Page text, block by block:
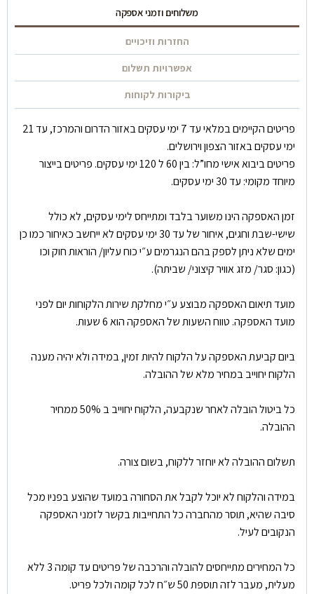
משלוחים וזמני אספקה
החזרות וזיכויים
אפשרויות תשלום
ביקורות לקוחות
פריטים הקיימים במלאי עד 7 ימי עסקים באזור הדרום והמרכז, עד 21
ימי עסקים באזור הצפון וירושלים.
פריטים ביבוא אישי מחו”ל: בין 60 ל 120 ימי עסקים. פריטים בייצור
מיוחד מקומי: עד 30 ימי עסקים.
זמן האספקה הינו משוער בלבד ומתייחס לימי עסקים, לא כולל
שישי-שבת וחגים, איחור של עד 30 ימי עסקים לא ייחשב כאיחור כמו כן
ימים שלא ניתן לספק בהם הנגרמים ע״י כוח עליון/ הוראות חוק וכו
(כגון: סגר/ מזג אוויר קיצוני/ שביתה).
מועד תיאום האספקה מבוצע ע״י מחלקת שירות הלקוחות יום לפני
מועד האספקה. טווח השעות של האספקה הוא 6 שעות.
ביום קביעת האספקה על הלקוח להיות זמין, במידה ולא יהיה מענה
הלקוח יחוייב במחיר מלא של ההובלה.
כל ביטול הובלה לאחר שנקבעה, הלקוח יחוייב ב 50% ממחיר
ההובלה.
תשלום ההובלה לא יוחזר ללקוח, בשום צורה.
במידה והלקוח לא יוכל לקבל את הסחורה במועד שהוצע בפניו מכל
סיבה שהיא, תוסר מהחברה כל התחייבות בקשר לזמני האספקה
הנקובים לעיל.
כל המחירים מתייחסים להובלה והרכבה של פריטים עד קומה 3 ללא
מעלית, מעבר לזה תוספת 50 ש״ח לכל קומה ולכל פריט.